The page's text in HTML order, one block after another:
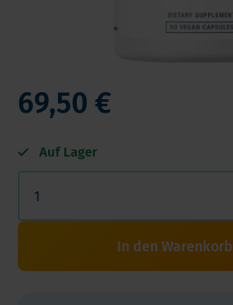
69,50 €
Auf Lager
In den Warenkorb